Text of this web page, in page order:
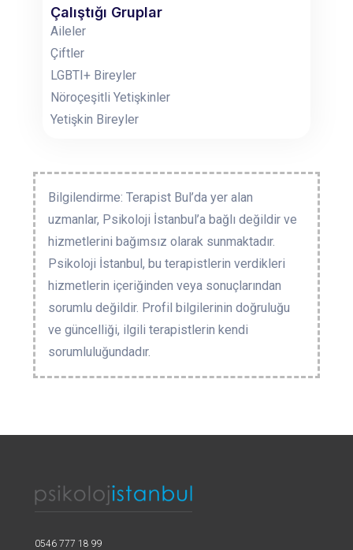
Çalıştığı Gruplar
Aileler
Çiftler
LGBTI+ Bireyler
Nöroçeşitli Yetişkinler
Yetişkin Bireyler
Bilgilendirme: Terapist Bul’da yer alan
uzmanlar, Psikoloji İstanbul’a bağlı değildir ve
hizmetlerini bağımsız olarak sunmaktadır.
Psikoloji İstanbul, bu terapistlerin verdikleri
hizmetlerin içeriğinden veya sonuçlarından
sorumlu değildir. Profil bilgilerinin doğruluğu
ve güncelliği, ilgili terapistlerin kendi
sorumluluğundadır.
0546 777 18 99